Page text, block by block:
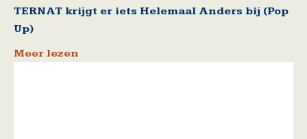
TERNAT krijgt er iets Helemaal Anders bij (Pop
Up)
Meer lezen